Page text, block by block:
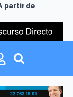
partir de
Search
for: